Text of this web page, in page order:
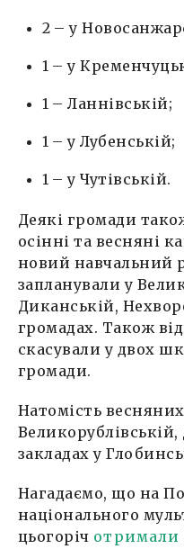
2 – у
1 – у
1 – Ланнівській;
1 – у Лубенській;
1 – у Чутівській.
Деякі громади
осінні та весняні
новий навчальний
запланували у
Диканській,
громадах. Також
скасували у двох
громади.
Натомість
закладах у
Нагадаємо, що на
національного
цьогоріч отримали